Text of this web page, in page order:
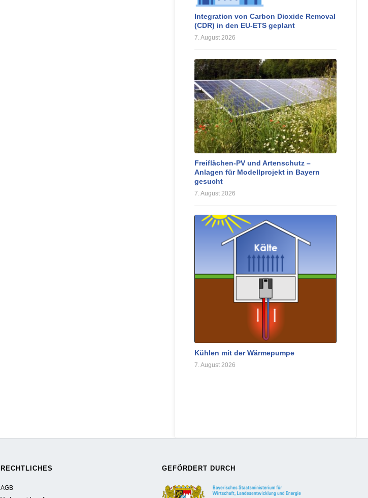
Integration von Carbon Dioxide Removal
(CDR) in den EU-ETS geplant
7. August 2026
Freiflächen-PV und Artenschutz –
Anlagen für Modellprojekt in Bayern
gesucht
7. August 2026
Kühlen mit der Wärmepumpe
7. August 2026
RECHTLICHES
AGB
GEFÖRDERT DURCH